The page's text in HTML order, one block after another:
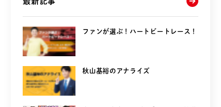
ファンが選ぶ！ハートビートレース！
秋山基裕のアナライズ